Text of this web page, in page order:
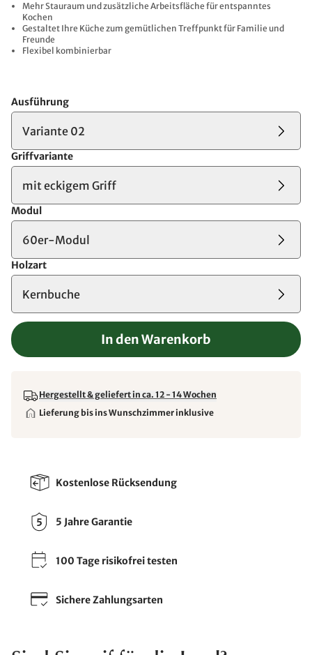
Mehr Stauraum und zusätzliche Arbeitsfläche für entspanntes
Kochen
Gestaltet Ihre Küche zum gemütlichen Treffpunkt für Familie und
Freunde
Flexibel kombinierbar
Ausführung
Variante 02
Griffvariante
mit eckigem Griff
Modul
60er-Modul
Holzart
Kernbuche
In den Warenkorb
Hergestellt & geliefert in ca. 12 - 14 Wochen
Lieferung bis ins Wunschzimmer inklusive
Kostenlose Rücksendung
5 Jahre Garantie
100 Tage risikofrei testen
Sichere Zahlungsarten